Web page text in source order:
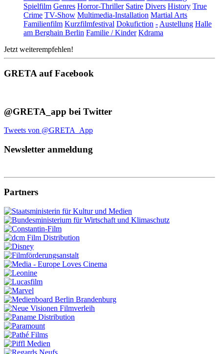
Spielfilm Genres Horror-Thriller Satire Divers History True
Crime TV-Show Multimedia-Installation Martial Arts
Familienfilm Kurzfilmfestival Dokufiction -Austellung Halle
am Berghain Berlin Familie / Kinder Kdrama
Jetzt weiterempfehlen!
GRETA auf Facebook
@GRETA_app bei Twitter
Tweets von @GRETA_App
Newsletter anmeldung
Partners